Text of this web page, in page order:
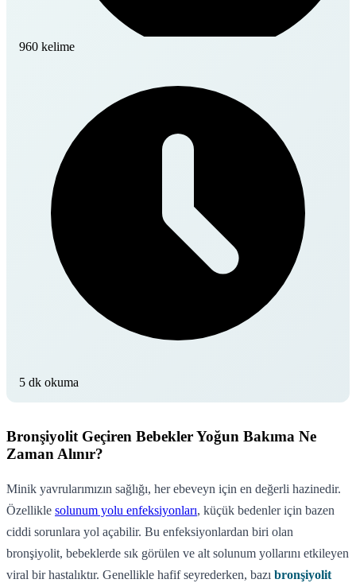
960 kelime
5 dk okuma
Bronşiyolit Geçiren Bebekler Yoğun Bakıma Ne
Zaman Alınır?
Minik yavrularımızın sağlığı, her ebeveyn için en değerli hazinedir.
Özellikle solunum yolu enfeksiyonları, küçük bedenler için bazen
ciddi sorunlara yol açabilir. Bu enfeksiyonlardan biri olan
bronşiyolit, bebeklerde sık görülen ve alt solunum yollarını etkileyen
viral bir hastalıktır. Genellikle hafif seyrederken, bazı bronşiyolit